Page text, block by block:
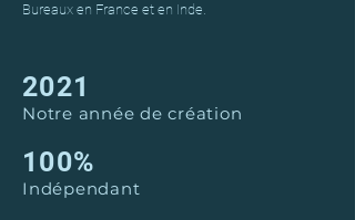
Bureaux en France et en Inde.
2021
Notre année de création
100%
Indépendant